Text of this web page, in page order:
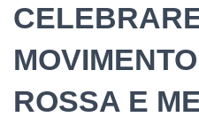
ROSSA E